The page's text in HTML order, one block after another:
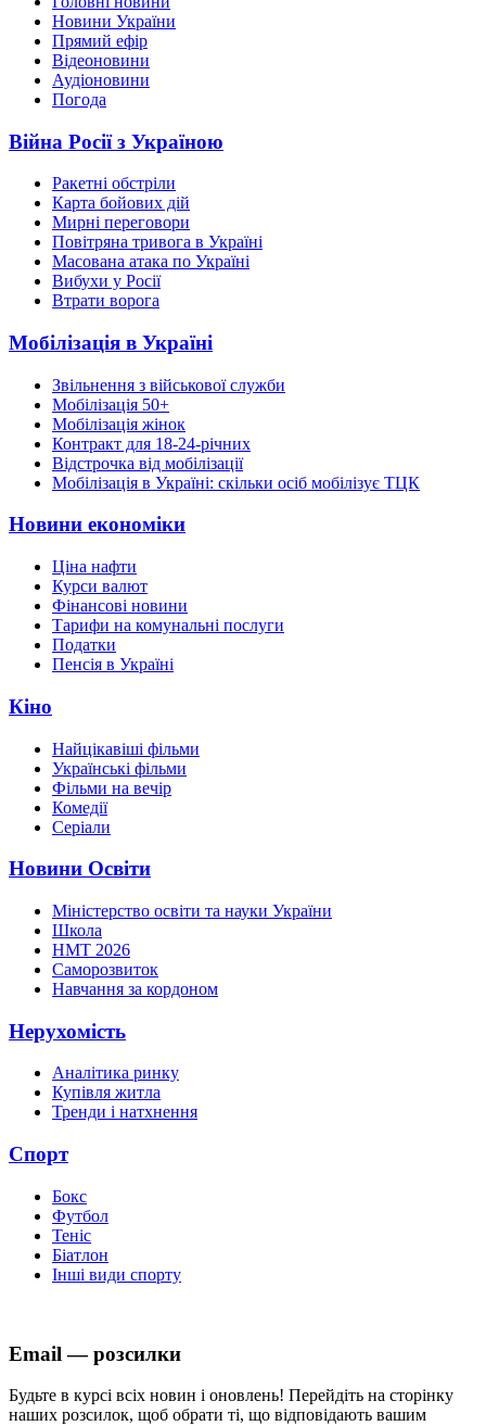
Новини України
Прямий ефір
Відеоновини
Аудіоновини
Погода
Війна Росії з Україною
Ракетні обстріли
Карта бойових дій
Мирні переговори
Повітряна тривога в Україні
Масована атака по Україні
Вибухи у Росії
Втрати ворога
Мобілізація в Україні
Звільнення з військової служби
Мобілізація 50+
Мобілізація жінок
Контракт для 18-24-річних
Відстрочка від мобілізації
Мобілізація в Україні: скільки осіб мобілізує ТЦК
Новини економіки
Ціна нафти
Курси валют
Фінансові новини
Тарифи на комунальні послуги
Податки
Пенсія в Україні
Кіно
Найцікавіші фільми
Українські фільми
Фільми на вечір
Комедії
Серіали
Новини Освіти
Міністерство освіти та науки України
Школа
НМТ 2026
Саморозвиток
Навчання за кордоном
Нерухомість
Аналітика ринку
Купівля житла
Тренди і натхнення
Спорт
Бокс
Футбол
Теніс
Біатлон
Інші види спорту
Email — розсилки
Будьте в курсі всіх новин і оновлень! Перейдіть на сторінку
наших розсилок, щоб обрати ті, що відповідають вашим